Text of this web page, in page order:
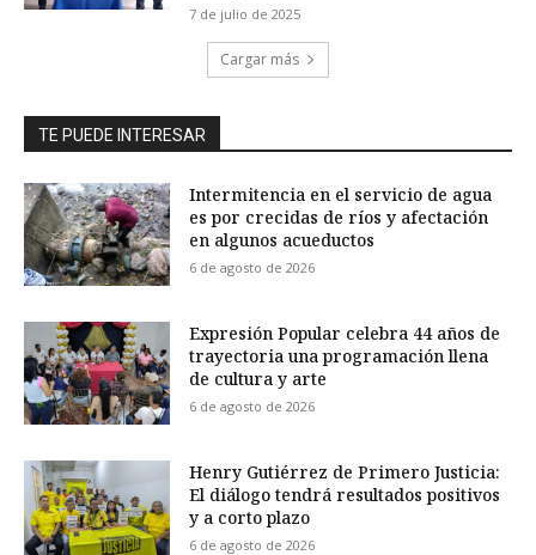
7 de julio de 2025
Cargar más
TE PUEDE INTERESAR
Intermitencia en el servicio de agua
es por crecidas de ríos y afectación
en algunos acueductos
6 de agosto de 2026
Expresión Popular celebra 44 años de
trayectoria una programación llena
de cultura y arte
6 de agosto de 2026
Henry Gutiérrez de Primero Justicia:
El diálogo tendrá resultados positivos
y a corto plazo
6 de agosto de 2026